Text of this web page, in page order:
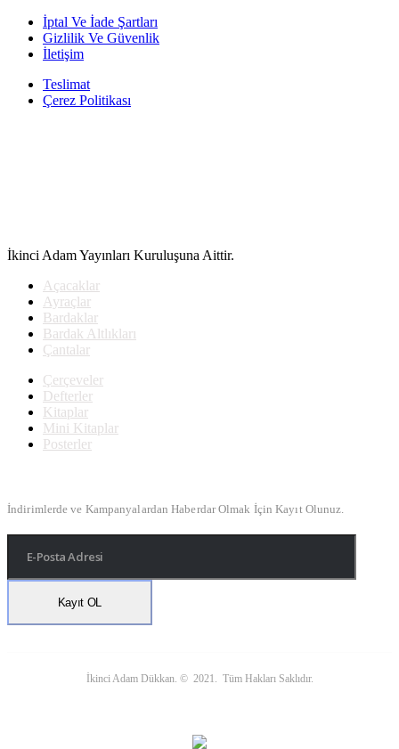
İptal Ve İade Şartları
Gizlilik Ve Güvenlik
İletişim
Teslimat
Çerez Politikası
İkinci Adam Yayınları Kuruluşuna Aittir.
Açacaklar
Ayraçlar
Bardaklar
Bardak Altlıkları
Çantalar
Çerçeveler
Defterler
Kitaplar
Mini Kitaplar
Posterler
İndirimlerde ve Kampanyalardan Haberdar Olmak İçin Kayıt Olunuz.
İkinci Adam Dükkan. © 2021. Tüm Hakları Saklıdır.